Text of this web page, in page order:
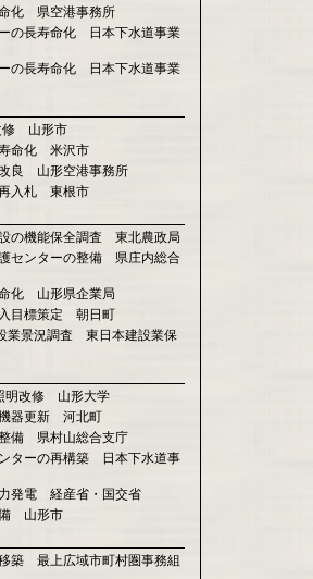
化 県空港事務所
の長寿命化 日本下水道事業
の長寿命化 日本下水道事業
修 山形市
命化 米沢市
良 山形空港事務所
入札 東根市
の機能保全調査 東北農政局
センターの整備 県庄内総合
化 山形県企業局
目標策定 朝日町
業景況調査 東日本建設業保
明改修 山形大学
器更新 河北町
備 県村山総合支庁
ターの再構築 日本下水道事
発電 経産省・国交省
備 山形市
築 最上広域市町村圏事務組